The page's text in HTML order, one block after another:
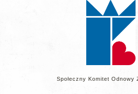
Społeczny Komitet Odnowy